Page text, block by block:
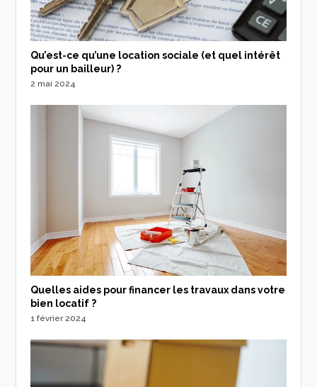
Qu’est-ce qu’une location sociale (et quel intérêt
pour un bailleur) ?
2 mai 2024
Quelles aides pour financer les travaux dans votre
bien locatif ?
1 février 2024